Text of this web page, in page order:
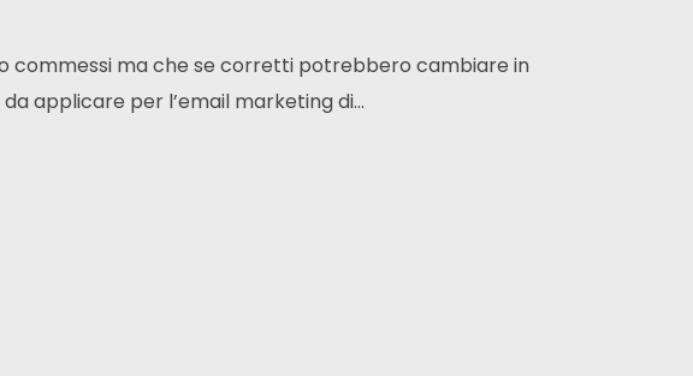
commessi ma che se corretti potrebbero cambiare in
applicare per l’email marketing di...